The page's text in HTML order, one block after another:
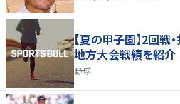
【夏の甲子園】2回
地方大会戦績を紹介
野球